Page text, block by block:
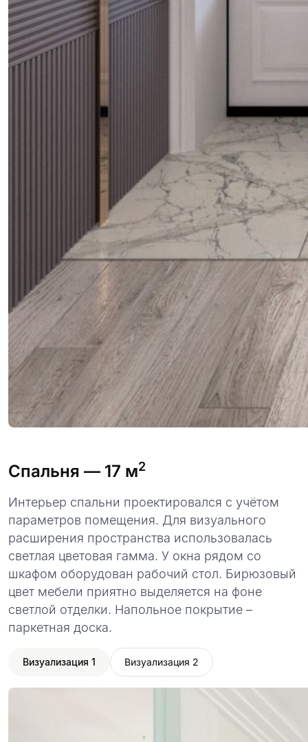
Спальня — 17 м2
Интерьер спальни проектировался с учётом
параметров помещения. Для визуального
расширения пространства использовалась
светлая цветовая гамма. У окна рядом со
шкафом оборудован рабочий стол. Бирюзовый
цвет мебели приятно выделяется на фоне
светлой отделки. Напольное покрытие –
паркетная доска.
Визуализация 1 Визуализация 2